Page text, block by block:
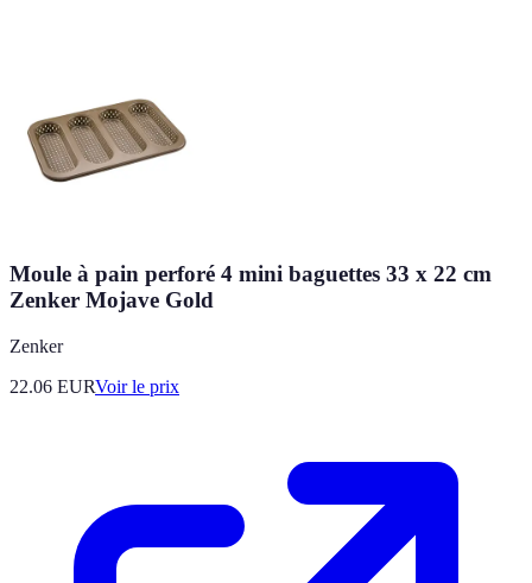
Moule à pain perforé 4 mini baguettes 33 x 22 cm
Zenker Mojave Gold
Zenker
22.06 EURVoir le prix